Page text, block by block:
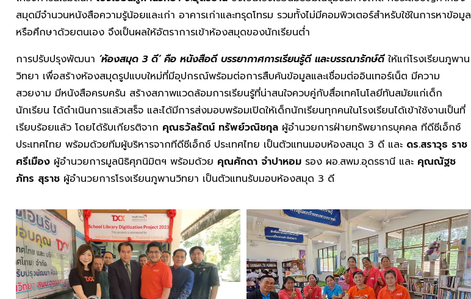
สมุดมีจำนวนหนังสือความรู้น้อยและเก่า อาคารเก่าและทรุดโทรม รวมทั้งไม่มีคอมพิวเตอร์สำหรับใช้ในการหาข้อมูล
หรือศึกษาด้วยตนเอง จึงเป็นผลให้อัตราการเข้าห้องสมุดของนักเรียนต่ำ
การปรับปรุงพัฒนา ‘ห้องสมุด 3ดี’คือ หนังสือดี บรรยากาศการเรียนรู้ดี และบรรณารักษ์ดีให้แก่โรงเรียนภูพาน
วิทยา เพื่อสร้างห้องสมุดรูปแบบใหม่ที่มีอุปกรณ์พร้อมต่อการสืบค้นข้อมูลและเชื่อมต่ออินเทอร์เน็ต มีความ
สวยงาม มีหนังสือครบครัน สร้างสภาพแวดล้อมการเรียนรู้ที่น่าสนใจควบคู่กับสื่อเทคโนโลยีทันสมัยแก่เด็ก
นักเรียน ได้ดำเนินการแล้วเสร็จ และได้มีการส่งมอบพร้อมเปิดให้เด็กนักเรียนทุกคนในโรงเรียนได้เข้าใช้งานเป็นที่
เรียบร้อยแล้ว โดยได้รับเกียรติจาก คุณธวัลรัตน์ ทรัพย์วณิชกุล ผู้อำนวยการฝ่ายทรัพยากรบุคคล ทีดีซีเอ็กซ์
ประเทศไทย พร้อมด้วยทีมผู้บริหารจากทีดีซีเอ็กซ์ ประเทศไทย เป็นตัวแทนมอบห้องสมุด 3 ดี และ ดร.สราวุธ ราช
ศรีเมือง ผู้อำนวยการมูลนิธิศุภนิมิตฯ พร้อมด้วย คุณศักดา จำปาหอม รอง ผอ.สพม.อุดรธานี และ คุณณัฐช
ภัทร สุราช ผู้อำนวยการโรงเรียนภูพานวิทยา เป็นตัวแทนรับมอบห้องสมุด 3 ดี